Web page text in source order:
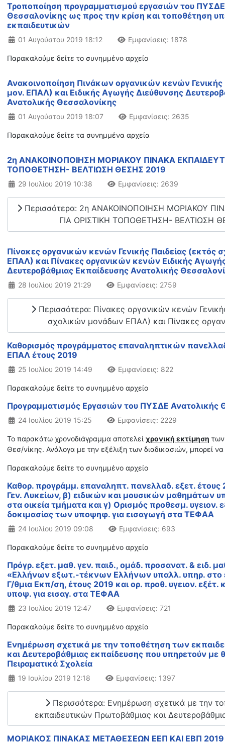
Τροποποίηση προγραμματισμού εργασιών του
Θεσσαλονίκης ως προς την κρίση και τοποθέτηση
εκπαιδευτικών
Λεπτομέρειες
01 Αυγούστου 2019 18:12 Εμφανίσεις: 1878
Παρακαλούμε δείτε το συνημμένο αρχείο
Ανακοινοποίηση Πινάκων οργανικών κενών Γενικής
μον. ΕΠΑΛ) και Ειδικής Αγωγής Διεύθυνσης
Ανατολικής Θεσσαλονίκης
Λεπτομέρειες
01 Αυγούστου 2019 18:07 Εμφανίσεις: 2635
Παρακαλούμε δείτε τα συνημμένα αρχεία
2η ΑΝΑΚΟΙΝΟΠΟΙΗΣΗ ΜΟΡΙΑΚΟΥ ΠΙΝΑΚΑ
ΤΟΠΟΘΕΤΗΣΗ- ΒΕΛΤΙΩΣΗ ΘΕΣΗΣ 2019
Λεπτομέρειες
29 Ιουλίου 2019 10:38 Εμφανίσεις: 2639
Περισσότερα: 2η ΑΝΑΚΟΙΝΟΠΟΙΗΣΗ ΜΟΡΙΑΚΟΥ
ΓΙΑ ΟΡΙΣΤΙΚΗ ΤΟΠΟΘΕΤΗΣΗ- ΒΕΛΤΙΩΣΗ
Πίνακες οργανικών κενών Γενικής Παιδείας
ΕΠΑΛ) και Πίνακες οργανικών κενών Ειδικής
Δευτεροβάθμιας Εκπαίδευσης Ανατολικής
Λεπτομέρειες
28 Ιουλίου 2019 21:29 Εμφανίσεις: 2759
Περισσότερα: Πίνακες οργανικών κενών
σχολικών μονάδων ΕΠΑΛ) και Πίνακες
Καθορισμός προγράμματος επαναληπτικών
ΕΠΑΛ έτους 2019
Λεπτομέρειες
25 Ιουλίου 2019 14:49 Εμφανίσεις: 822
Παρακαλούμε δείτε το συνημμένο αρχείο
Προγραμματισμός Εργασιών του ΠΥΣΔΕ Ανατολικής
Λεπτομέρειες
24 Ιουλίου 2019 15:25 Εμφανίσεις: 2229
Το παρακάτω χρονοδιάγραμμα αποτελεί χρονική εκτίμηση
Θεσ/νίκης. Ανάλογα με την εξέλιξη των διαδικασιών, μπορεί
Παρακαλούμε δείτε το συνημμένο αρχείο
Καθορ. προγράμμ. επαναληπτ. πανελλαδ. εξετ.
Γεν. Λυκείων, β) ειδικών και μουσικών μαθημάτων
στα οικεία τμήματα και γ) Ορισμός προθεσμ. υγειον.
δοκιμασίας των υποψηφ. για εισαγωγή στα ΤΕΦΑΑ
Λεπτομέρειες
24 Ιουλίου 2019 09:08 Εμφανίσεις: 693
Παρακαλούμε δείτε το συνημμένο αρχείο
Πρόγρ. εξετ. μαθ. γεν. παιδ., ομάδ. προσανατ. & ειδ.
«Ελλήνων εξωτ.-τέκνων Ελλήνων υπαλλ. υπηρ. στο
Γ/θμια Εκπ/ση, έτους 2019 και ορ. προθ. υγειον. εξέτ.
υποψ. για εισαγ. στα ΤΕΦΑΑ
Λεπτομέρειες
23 Ιουλίου 2019 12:47 Εμφανίσεις: 721
Παρακαλούμε δείτε το συνημμένο αρχείο
Ενημέρωση σχετικά με την τοποθέτηση των
και Δευτεροβάθμιας εκπαίδευσης που υπηρετούν με
Πειραματικά Σχολεία
Λεπτομέρειες
19 Ιουλίου 2019 12:18 Εμφανίσεις: 1397
Περισσότερα: Ενημέρωση σχετικά με την
εκπαιδευτικών Πρωτοβάθμιας και
ΜΟΡΙΑΚΟΣ ΠΙΝΑΚΑΣ ΜΕΤΑΘΕΣΕΩΝ ΕΕΠ ΚΑΙ ΕΒΠ 2019